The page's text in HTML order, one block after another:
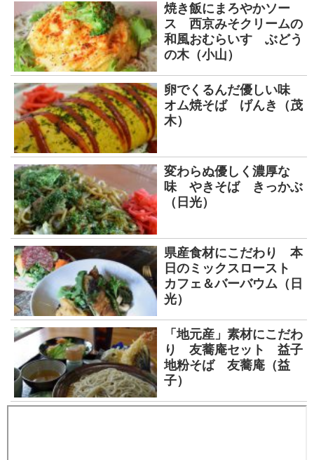
焼き飯にまろやかソー
ス 西京みそクリームの
和風おむらいす ぶどう
の木（小山）
卵でくるんだ優しい味
オム焼そば げんき（茂
木）
変わらぬ優しく濃厚な
味 やきそば きっかぶ
（日光）
県産食材にこだわり 本
日のミックスロースト
カフェ＆バーバウム（日
光）
「地元産」素材にこだわ
り 友蕎庵セット 益子
地粉そば 友蕎庵（益
子）